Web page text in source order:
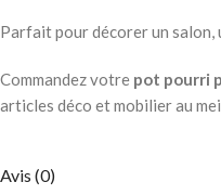
Parfait pour décorer un salon,
Commandez votre pot pourri
articles déco et mobilier au
Avis (0)